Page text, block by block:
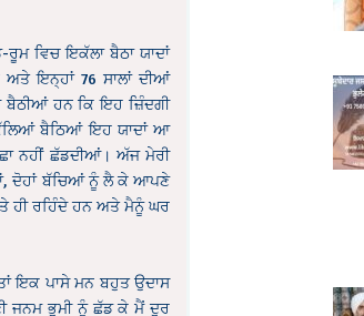
ਵਿਚ ਇਕੱਲਾ ਬੈਠਾ ਯਾਦਾਂ
ਇਨ੍ਹਾਂ 76 ਸਾਲਾਂ ਦੀਆਂ
ਬੈਠੀਆਂ ਹਨ ਕਿ ਇਹ ਜ਼ਿੰਦਗੀ
ਬੈਠਿਆਂ ਇਹ ਯਾਦਾਂ ਆ
ਨਹੀਂ ਛੱਡਦੀਆਂ। ਅੱਜ ਮੇਰੀ
ਦੋਹਾਂ ਬੱਚਿਆਂ ਨੂੰ ਲੈ ਕੇ ਆਪਣੇ
ਹੀ ਰਹਿੰਦੇ ਹਨ ਅਤੇ ਮੈਨੂੰ ਘਰ
ਇਕ ਪਾਸੇ ਮਨ ਬਹੁਤ ਉਦਾਸ
ਜਨਮ ਭੂਮੀ ਨੂੰ ਛੱਡ ਕੇ ਮੈਂ ਦੂਰ